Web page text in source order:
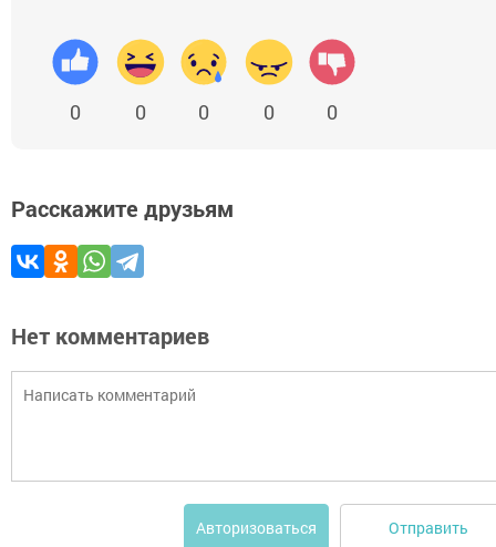
0 0 0 0 0
Расскажите друзьям
Нет комментариев
Авторизоваться Отправить